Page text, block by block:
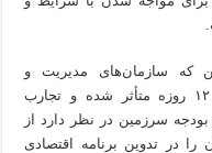
که سازمان‌های مدیریت و
برنامه‌ریزی استان‌ها نیز در جریان جنگ ۱۲ روزه متأثر شده و تجارب
سرزمین در نظر دارد از
را در تدوین برنامه اقتصادی